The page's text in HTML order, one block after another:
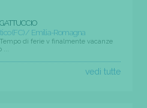
(FC) / Emilia-Romagna
di ferie v finalmente vacanze
...
vedi tutte